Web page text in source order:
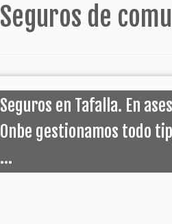
Seguros de
Seguros en Tafalla. En
Onbe gestionamos todo
...